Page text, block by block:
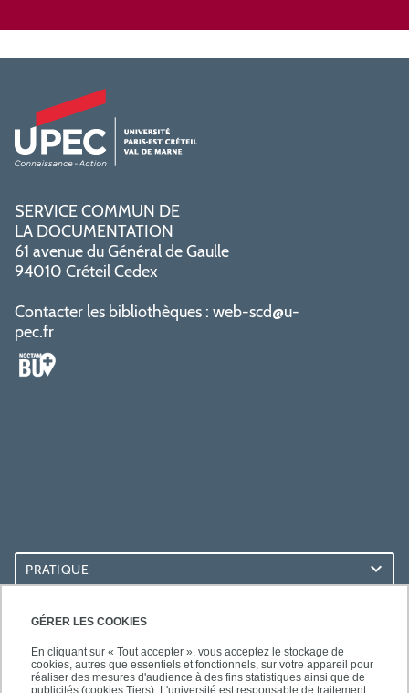
GÉRER LES COOKIES
En cliquant sur « Tout accepter », vous acceptez le stockage de
cookies, autres que essentiels et fonctionnels, sur votre appareil pour
réaliser des mesures d'audience à des fins statistiques ainsi que de
SERVICE COMMUN DE
LA DOCUMENTATION
61 avenue du Général de Gaulle
94010 Créteil Cedex
Contacter les bibliothèques : web-scd@u-
pec.fr
PRATIQUE
ACCÈS RAPIDES